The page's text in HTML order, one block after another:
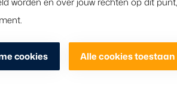
cookies Alle cookies toestaan